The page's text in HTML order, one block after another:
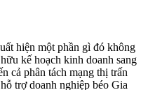
hiện một phần gì đó không
kế hoạch kinh doanh sang
cả phân tách mạng thị trấn
trợ doanh nghiệp béo Gia